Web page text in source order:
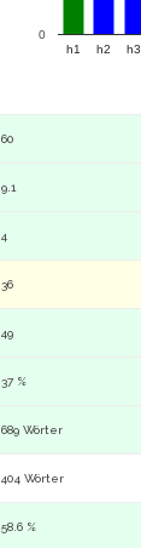
h1 h2 h3
0
60
9.1
4
36
49
37 %
689 Wörter
404 Wörter
58.6 %